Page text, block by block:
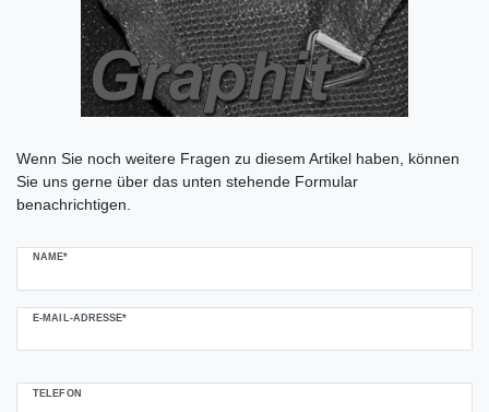
Wenn Sie noch weitere Fragen zu diesem Artikel haben, können
Sie uns gerne über das unten stehende Formular
benachrichtigen.
NAME*
E-MAIL-ADRESSE*
TELEFON